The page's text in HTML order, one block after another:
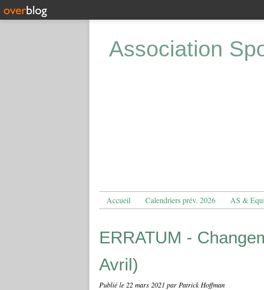
Association
Accueil Calendriers prév. 2026 AS &
ERRATUM -
Avril)
Publié le 22 mars 2021 par Patrick Hoffman